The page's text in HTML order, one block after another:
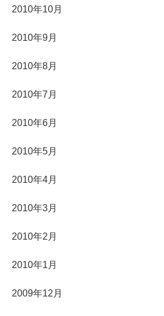
2010年10月
2010年9月
2010年8月
2010年7月
2010年6月
2010年5月
2010年4月
2010年3月
2010年2月
2010年1月
2009年12月